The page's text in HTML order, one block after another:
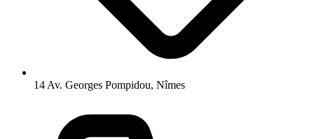
14 Av. Georges Pompidou, Nîmes